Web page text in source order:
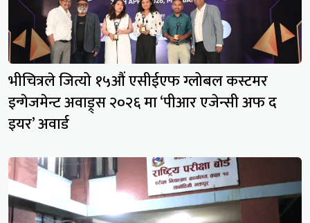
भीचित्रले जित्यो १५औं एसीईएफ ग्लोबल कस्टमर
इन्गेजमेन्ट अवाड्र्स २०२६ मा ‘पीआर एजेन्सी अफ द
इयर’ अवार्ड